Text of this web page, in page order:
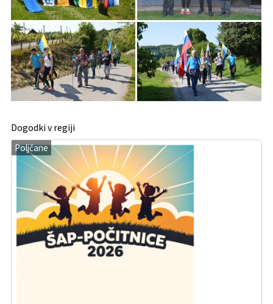
Dogodki v regiji
Poljčane